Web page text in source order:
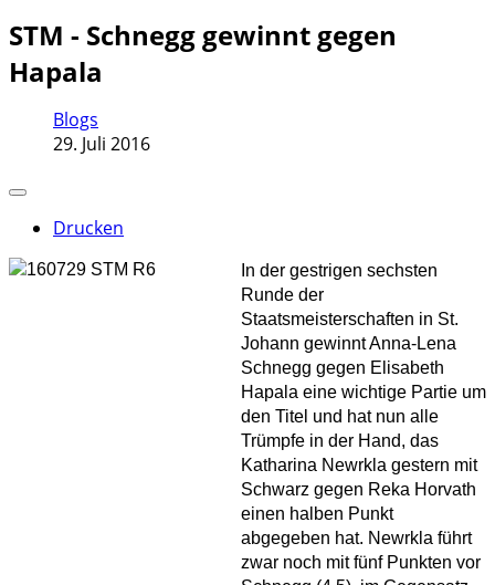
STM - Schnegg gewinnt gegen
Hapala
Blogs
29. Juli 2016
Drucken
In der gestrigen sechsten
Runde der
Staatsmeisterschaften in St.
Johann gewinnt Anna-Lena
Schnegg gegen Elisabeth
Hapala eine wichtige Partie um
den Titel und hat nun alle
Trümpfe in der Hand, das
Katharina Newrkla gestern mit
Schwarz gegen Reka Horvath
einen halben Punkt
abgegeben hat. Newrkla führt
zwar noch mit fünf Punkten vor